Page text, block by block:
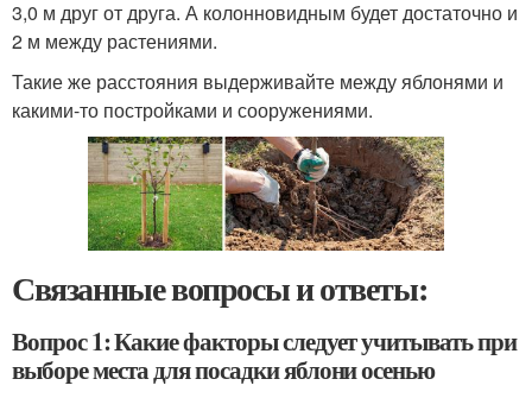
3,0 м друг от друга. А колонновидным будет достаточно и
2 м между растениями.
Такие же расстояния выдерживайте между яблонями и
какими-то постройками и сооружениями.
Связанные вопросы и ответы:
Вопрос 1: Какие факторы следует учитывать при
выборе места для посадки яблони осенью